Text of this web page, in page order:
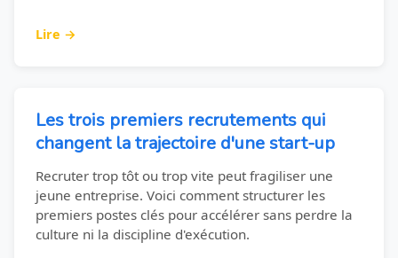
Lire →
Les trois premiers recrutements qui
changent la trajectoire d'une start-up
Recruter trop tôt ou trop vite peut fragiliser une
jeune entreprise. Voici comment structurer les
premiers postes clés pour accélérer sans perdre la
culture ni la discipline d'exécution.